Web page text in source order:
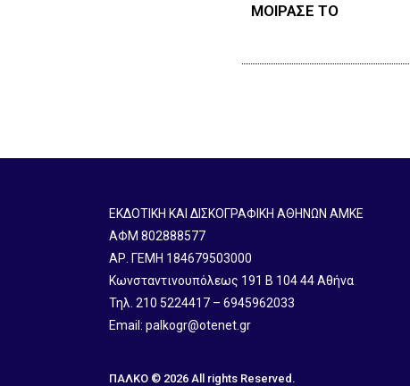
ΜΟΙΡΑΣΕ ΤΟ
ΕΚΔΟΤΙΚΗ ΚΑΙ ΔΙΣΚΟΓΡΑΦΙΚΗ ΑΘΗΝΩΝ ΑΜΚΕ
ΑΦΜ 802888577
ΑΡ. ΓΕΜΗ 184679503000
Κωνσταντινουπόλεως 191 B 104 44 Αθήνα
Τηλ. 210 5224417 – 6945962033
Email: palkogr@otenet.gr
ΠΑΛΚΟ © 2026 All rights Reserved.